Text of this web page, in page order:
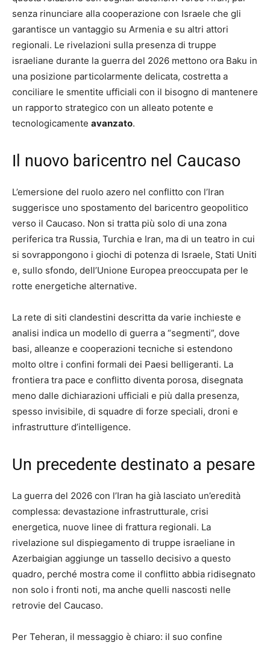
senza rinunciare alla cooperazione con Israele che gli
garantisce un vantaggio su Armenia e su altri attori
regionali. Le rivelazioni sulla presenza di truppe
israeliane durante la guerra del 2026 mettono ora Baku in
una posizione particolarmente delicata, costretta a
conciliare le smentite ufficiali con il bisogno di mantenere
un rapporto strategico con un alleato potente e
tecnologicamente avanzato.
Il nuovo baricentro nel Caucaso
L’emersione del ruolo azero nel conflitto con l’Iran
suggerisce uno spostamento del baricentro geopolitico
verso il Caucaso. Non si tratta più solo di una zona
periferica tra Russia, Turchia e Iran, ma di un teatro in cui
si sovrappongono i giochi di potenza di Israele, Stati Uniti
e, sullo sfondo, dell’Unione Europea preoccupata per le
rotte energetiche alternative.
La rete di siti clandestini descritta da varie inchieste e
analisi indica un modello di guerra a “segmenti”, dove
basi, alleanze e cooperazioni tecniche si estendono
molto oltre i confini formali dei Paesi belligeranti. La
frontiera tra pace e conflitto diventa porosa, disegnata
meno dalle dichiarazioni ufficiali e più dalla presenza,
spesso invisibile, di squadre di forze speciali, droni e
infrastrutture d’intelligence.
Un precedente destinato a pesare
La guerra del 2026 con l’Iran ha già lasciato un’eredità
complessa: devastazione infrastrutturale, crisi
energetica, nuove linee di frattura regionali. La
rivelazione sul dispiegamento di truppe israeliane in
Azerbaigian aggiunge un tassello decisivo a questo
quadro, perché mostra come il conflitto abbia ridisegnato
non solo i fronti noti, ma anche quelli nascosti nelle
retrovie del Caucaso.
Per Teheran, il messaggio è chiaro: il suo confine